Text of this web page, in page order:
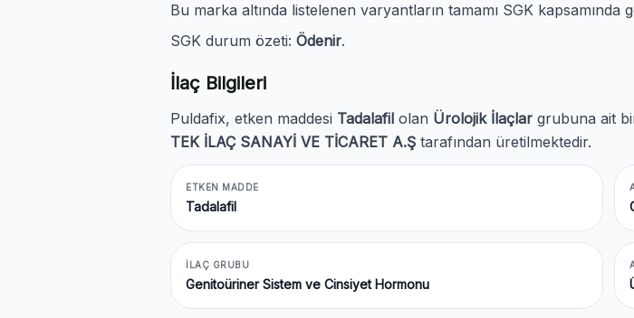
Bu marka altında listelenen varyantların tamamı SGK kapsamında
SGK durum özeti: Ödenir.
İlaç Bilgileri
Puldafix, etken maddesi Tadalafil olan Ürolojik İlaçlar grubuna ait
TEK İLAÇ SANAYİ VE TİCARET A.Ş tarafından üretilmektedir.
ETKEN MADDE
Tadalafil
İLAÇ GRUBU
Genitoüriner Sistem ve Cinsiyet Hormonu